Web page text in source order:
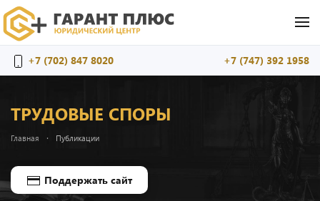
+7 (702) 847 8020 +7 (747) 392 1958
ТРУДОВЫЕ СПОРЫ
Главная Публикации
Поддержать сайт